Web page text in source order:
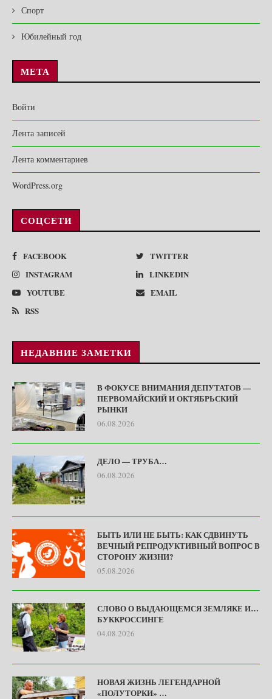
Спорт
Юбилейный год
МЕТА
Войти
Лента записей
Лента комментариев
WordPress.org
СОЦСЕТИ
FACEBOOK
TWITTER
INSTAGRAM
LINKEDIN
YOUTUBE
EMAIL
RSS
НЕДАВНИЕ ЗАМЕТКИ
В ФОКУСЕ ВНИМАНИЯ ДЕПУТАТОВ —
ПЕРВОМАЙСКИЙ И ОКТЯБРЬСКИЙ
РЫНКИ
06.08.2026
ДЕЛО — ТРУБА…
06.08.2026
БЫТЬ ИЛИ НЕ БЫТЬ: КАК СДВИНУТЬ
ВЕЧНЫЙ РЕПРОДУКТИВНЫЙ ВОПРОС В
СТОРОНУ ЖИЗНИ?
05.08.2026
СЛОВО О ВЫДАЮЩЕМСЯ ЗЕМЛЯКЕ И…
БУККРОССИНГЕ
04.08.2026
НОВАЯ ЖИЗНЬ ЛЕГЕНДАРНОЙ
«ПОЛУТОРКИ» …